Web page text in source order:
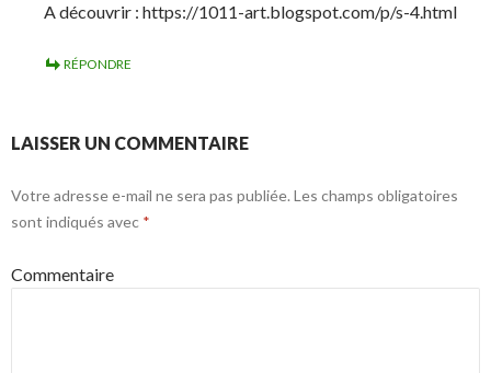
A découvrir : https://1011-art.blogspot.com/p/s-4.html
RÉPONDRE
LAISSER UN COMMENTAIRE
Votre adresse e-mail ne sera pas publiée. Les champs obligatoires
sont indiqués avec *
Commentaire